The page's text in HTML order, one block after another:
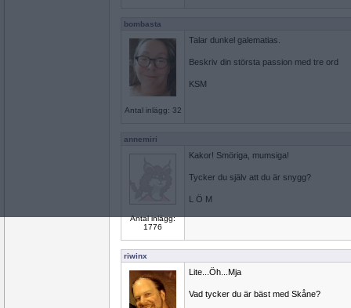
bombasta
Antal inlägg: 32
Talar dunkel galematias.
Beskriv din största passion med tre ord
KSM
annemiri
Antal inlägg:
1776
Kakor! Smöriga, mumsiga!
Tycker du själv att du är snygg?
L Ö M
riwinx
Lite...Öh...Mja
Vad tycker du är bäst med Skåne?